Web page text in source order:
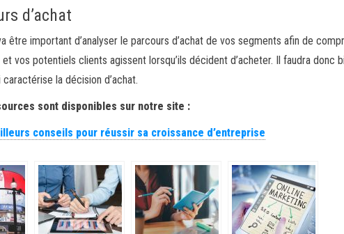
d’achat
être important d’analyser le parcours d’achat de vos segments afin de
vos potentiels clients agissent lorsqu’ils décident d’acheter. Il faudra donc
la décision d’achat.
sont disponibles sur notre site :
conseils pour réussir sa croissance d’entreprise